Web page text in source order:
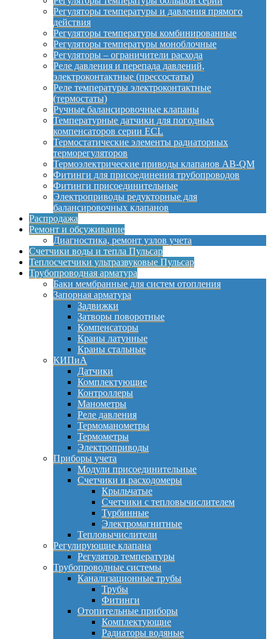
Регуляторы температуры и давления прямого
действия
Регуляторы температуры комбинированные
Регуляторы температуры моноблочные
Регуляторы – ограничители расхода
Реле давления и перепада давлений,
электроконтактные (прессостаты)
Реле температуры электроконтактные
(термостаты)
Ручные балансировочные клапаны
Температурные датчики для погодных
компенсаторов серии ECL
Термостатические элементы радиаторных
терморегуляторов
Термоэлектрические приводы клапанов AB-QM
Фитинги для присоединения трубопроводов
Фитинги присоединительные
Электроприводы редукторные для
балансировочных клапанов
Распродажа
Ремонт и обсуживание
Диагностика, ремонт узлов учета
Счетчики воды и тепла Пульсар
Теплосчетчики ультразвуковые Пульсар
Трубопроводная арматура
Баки мембранные для систем отопления
Запорная арматура
Задвижки
Затворы поворотные
Компенсаторы
Краны латунные
Краны стальные
КИПиА
Датчики
Комплектующие
Контроллеры
Манометры
Реле давления
Термоманометры
Термометры
Электроприводы
Приборы учета
Модули присоединительные
Счетчики и расходомеры
Крыльчатые
Счетчики с тепловычислителем
Турбинные
Электромагнитные
Тепловычислители
Регулирующие клапана
Регулятор температуры
Трубопроводные системы
Канализационные трубы
Трубы
Фитинги
Отопительные приборы
Комплектующие
Радиаторы водяные